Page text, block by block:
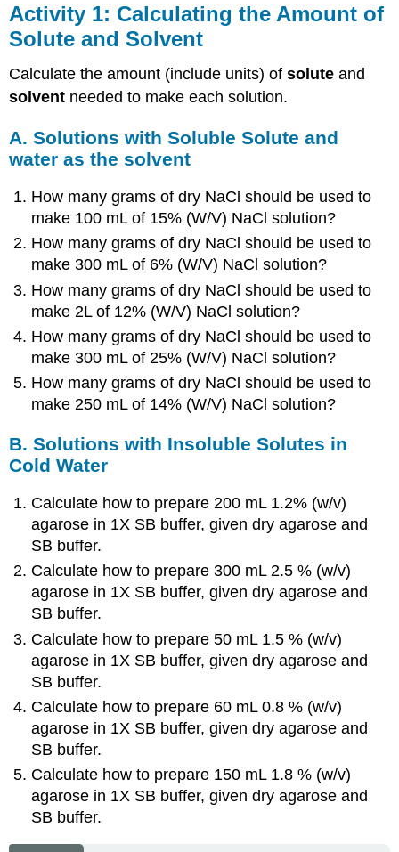
Activity 1: Calculating the Amount of
Solute and Solvent
Calculate the amount (include units) ofsolute and
solvent needed to make each solution.
A. Solutions with Soluble Solute and
water as the solvent
How many grams of dry NaCl should be used to
make 100 mL of 15% (W/V) NaCl solution?
How many grams of dry NaCl should be used to
make 300 mL of 6% (W/V) NaCl solution?
How many grams of dry NaCl should be used to
make 2L of 12% (W/V) NaCl solution?
How many grams of dry NaCl should be used to
make 300 mL of 25% (W/V) NaCl solution?
How many grams of dry NaCl should be used to
make 250 mL of 14% (W/V) NaCl solution?
B. Solutions with Insoluble Solutes in
Cold Water
Calculate how to prepare 200 mL 1.2% (w/v)
agarose in 1X SB buffer, given dry agarose and
SB buffer.
Calculate how to prepare 300 mL 2.5 % (w/v)
agarose in 1X SB buffer, given dry agarose and
SB buffer.
Calculate how to prepare 50 mL 1.5 % (w/v)
agarose in 1X SB buffer, given dry agarose and
SB buffer.
Calculate how to prepare 60 mL 0.8 % (w/v)
agarose in 1X SB buffer, given dry agarose and
SB buffer.
Calculate how to prepare 150 mL 1.8 % (w/v)
agarose in 1X SB buffer, given dry agarose and
SB buffer.